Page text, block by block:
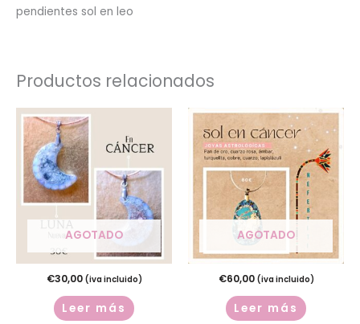
pendientes sol en leo
Productos relacionados
AGOTADO
€30,00 (iva incluido)
Leer más
AGOTADO
€60,00 (iva incluido)
Leer más